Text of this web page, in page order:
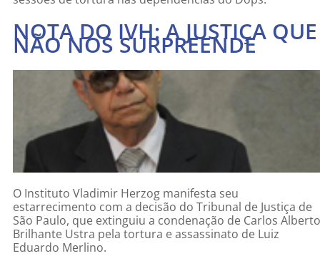
NOTA DO IVH: A JUSTIÇA QUE
NÃO NOS SURPREENDE
O Instituto Vladimir Herzog manifesta seu
estarrecimento com a decisão do Tribunal de Justiça de
São Paulo, que extinguiu a condenação de Carlos Alberto
Brilhante Ustra pela tortura e assassinato de Luiz
Eduardo Merlino.